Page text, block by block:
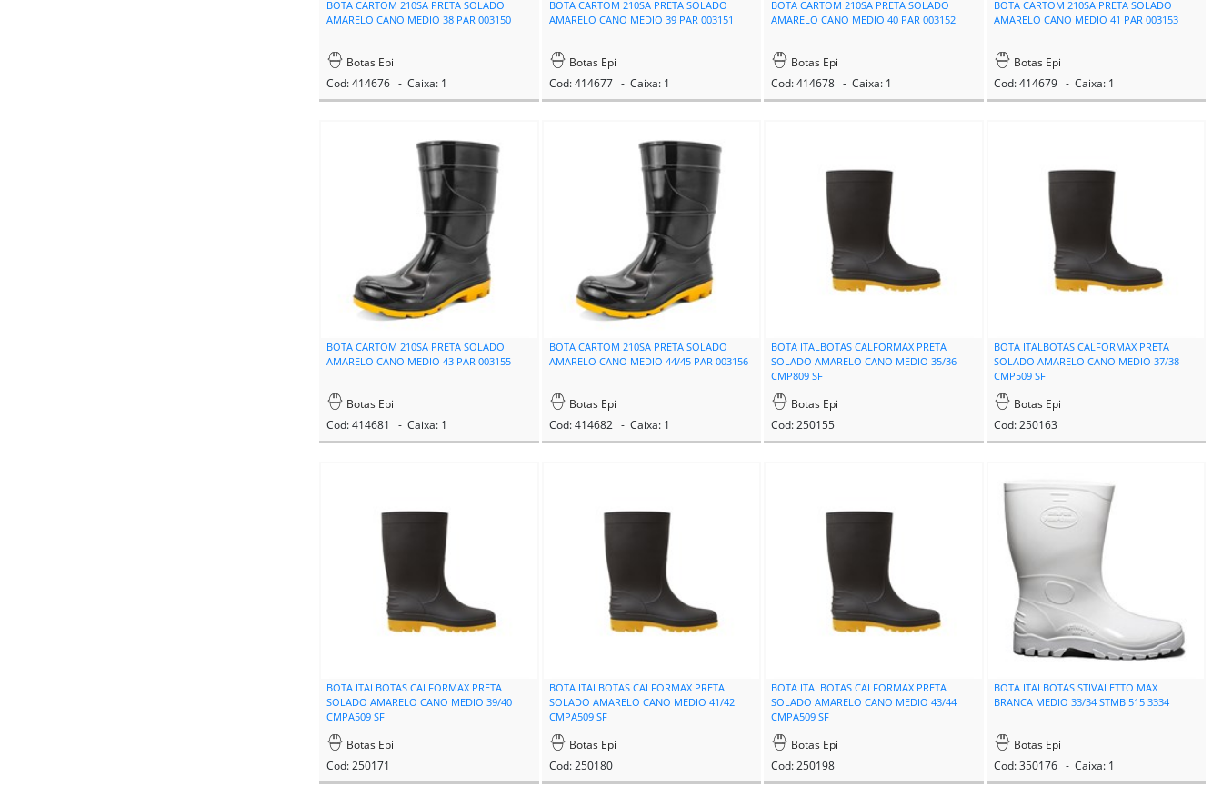
BOTA CARTOM 210SA PRETA SOLADO
AMARELO CANO MEDIO 38 PAR 003150
Botas Epi
Cod: 414676 - Caixa: 1
BOTA CARTOM 210SA PRETA SOLADO
AMARELO CANO MEDIO 39 PAR 003151
Botas Epi
Cod: 414677 - Caixa: 1
BOTA CARTOM 210SA PRETA SOLADO
AMARELO CANO MEDIO 40 PAR 003152
Botas Epi
Cod: 414678 - Caixa: 1
BOTA CARTOM 210SA PRETA SOLADO
AMARELO CANO MEDIO 41 PAR 003153
Botas Epi
Cod: 414679 - Caixa: 1
BOTA CARTOM 210SA PRETA SOLADO
AMARELO CANO MEDIO 43 PAR 003155
Botas Epi
Cod: 414681 - Caixa: 1
BOTA CARTOM 210SA PRETA SOLADO
AMARELO CANO MEDIO 44/45 PAR 003156
Botas Epi
Cod: 414682 - Caixa: 1
BOTA ITALBOTAS CALFORMAX PRETA
SOLADO AMARELO CANO MEDIO 35/36
CMP809 SF
Botas Epi
Cod: 250155
BOTA ITALBOTAS CALFORMAX PRETA
SOLADO AMARELO CANO MEDIO 37/38
CMP509 SF
Botas Epi
Cod: 250163
BOTA ITALBOTAS CALFORMAX PRETA
SOLADO AMARELO CANO MEDIO 39/40
CMPA509 SF
Botas Epi
Cod: 250171
BOTA ITALBOTAS CALFORMAX PRETA
SOLADO AMARELO CANO MEDIO 41/42
CMPA509 SF
Botas Epi
Cod: 250180
BOTA ITALBOTAS CALFORMAX PRETA
SOLADO AMARELO CANO MEDIO 43/44
CMPA509 SF
Botas Epi
Cod: 250198
BOTA ITALBOTAS STIVALETTO MAX
BRANCA MEDIO 33/34 STMB 515 3334
Botas Epi
Cod: 350176 - Caixa: 1